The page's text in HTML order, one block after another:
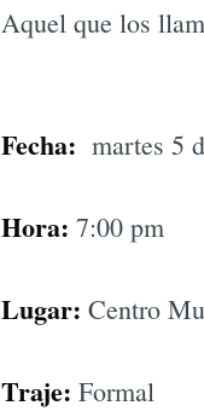
Aquel que los
Fecha: martes 5
Hora: 7:00 pm
Lugar: Centro
Traje: Formal